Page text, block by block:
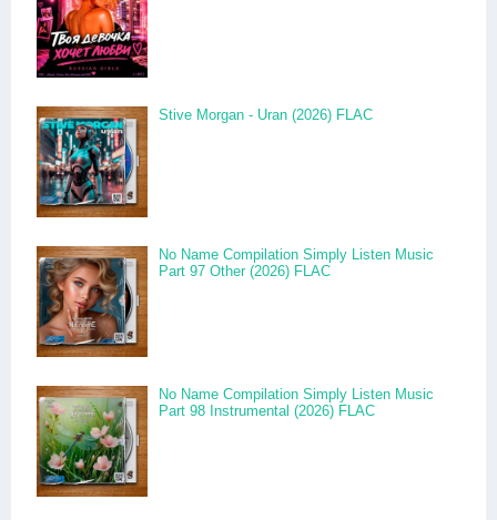
Stive Morgan - Uran (2026) FLAC
No Name Compilation Simply Listen Music
Part 97 Other (2026) FLAC
No Name Compilation Simply Listen Music
Part 98 Instrumental (2026) FLAC